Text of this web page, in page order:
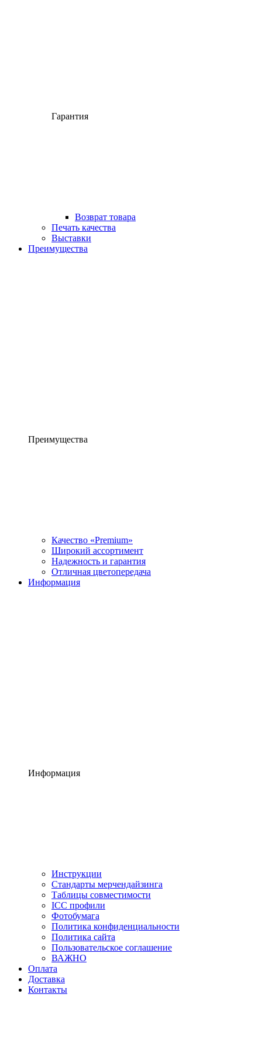
Гарантия
Возврат товара
Печать качества
Выставки
Преимущества
Преимущества
Качество «Premium»
Широкий ассортимент
Надежность и гарантия
Отличная цветопередача
Информация
Информация
Инструкции
Стандарты мерчендайзинга
Таблицы совместимости
ICC профили
Фотобумага
Политика конфиденциальности
Политика сайта
Пользовательское соглашение
ВАЖНО
Оплата
Доставка
Контакты